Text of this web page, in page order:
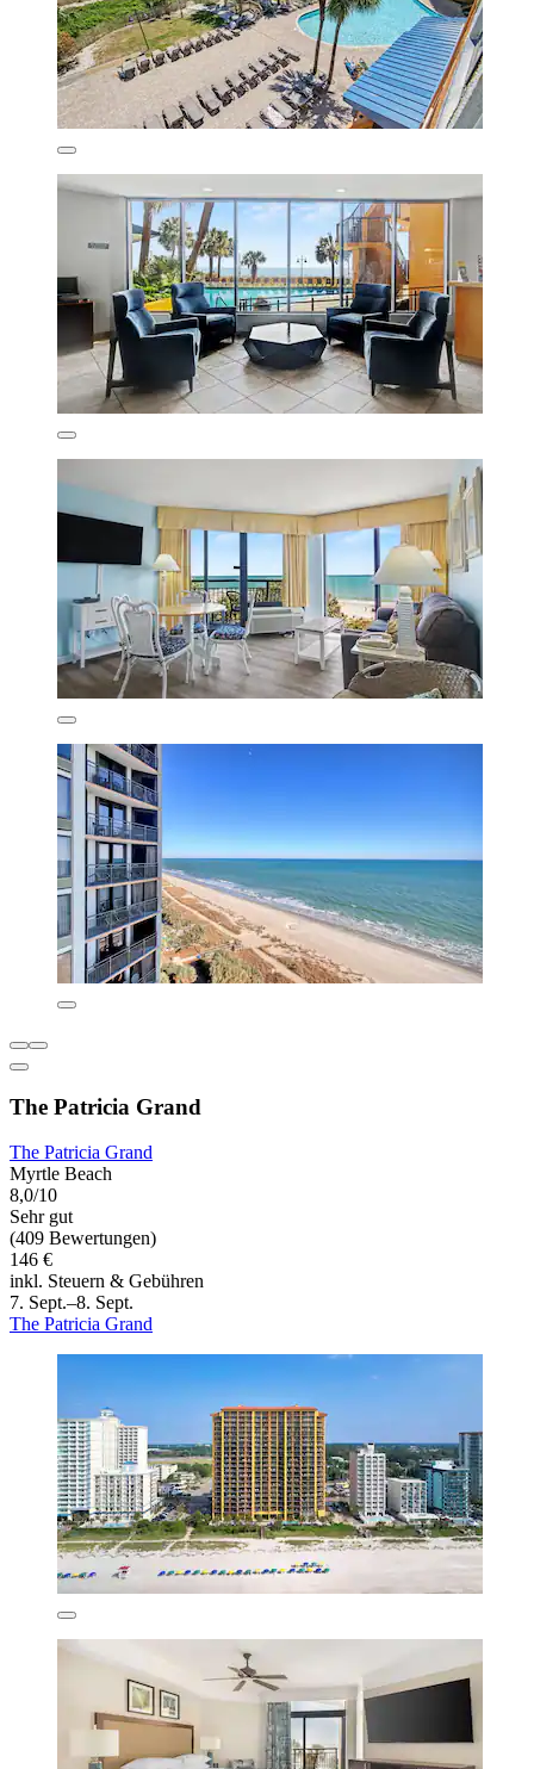
The Patricia Grand
The Patricia Grand
Myrtle Beach
8,0/10
Sehr gut
(409 Bewertungen)
146 €
inkl. Steuern & Gebühren
7. Sept.–8. Sept.
The Patricia Grand